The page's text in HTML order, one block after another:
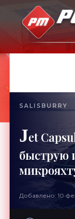
SALISBURRY
Jet
быструю
Добавлено: 10